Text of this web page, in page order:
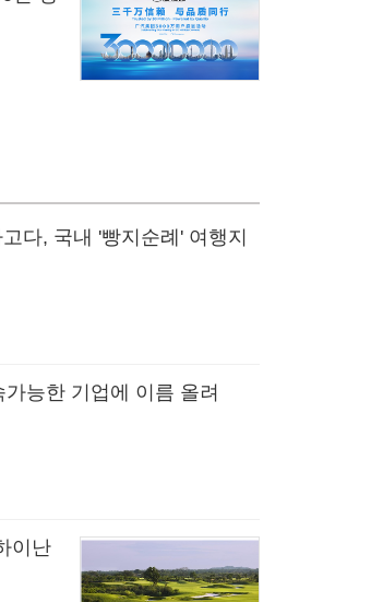
다, 국내 '빵지순례' 여행지
능한 기업에 이름 올려
이난